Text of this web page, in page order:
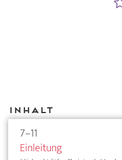
Inhalt
7–11
Einleitung